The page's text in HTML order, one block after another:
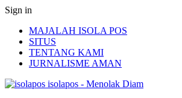
Sign in
MAJALAH ISOLA POS
SITUS
TENTANG KAMI
JURNALISME AMAN
isolapos - Menolak Diam